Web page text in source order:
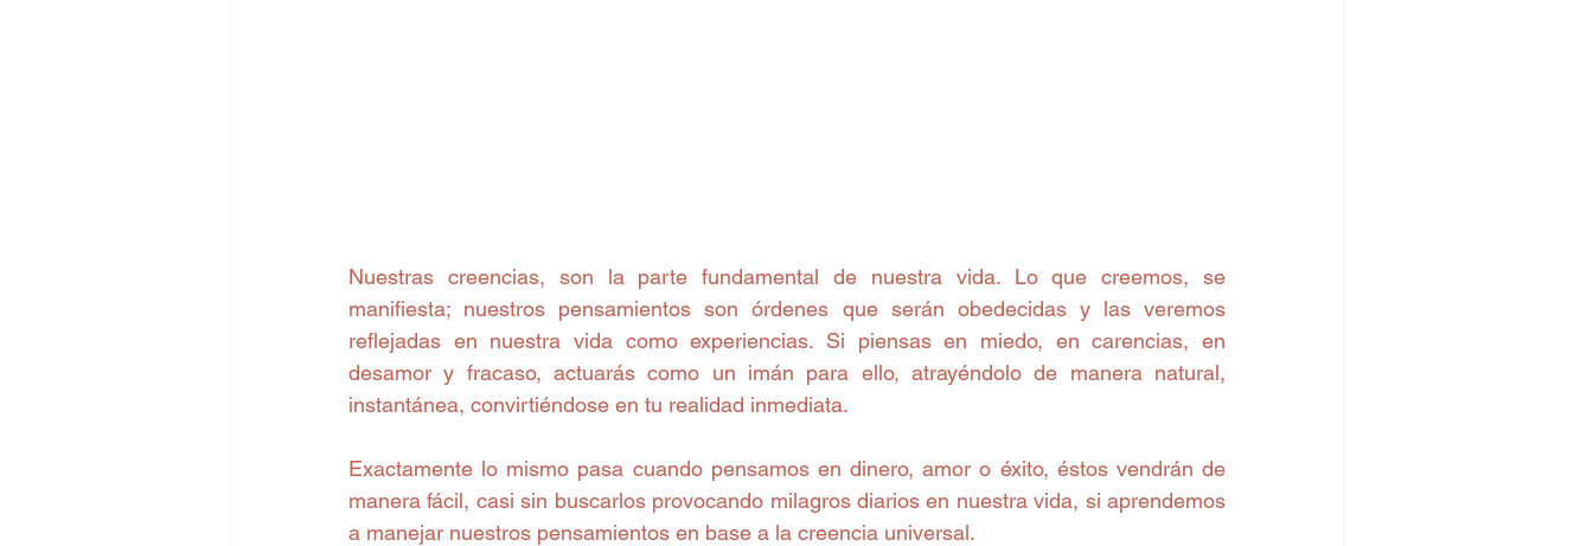
Nuestras creencias, son la parte fundamental de nuestra vida. Lo que creemos, se
manifiesta; nuestros pensamientos son órdenes que serán obedecidas y las veremos
reflejadas en nuestra vida como experiencias. Si piensas en miedo, en carencias, en
desamor y fracaso, actuarás como un imán para ello, atrayéndolo de manera natural,
instantánea, convirtiéndose en tu realidad inmediata.
Exactamente lo mismo pasa cuando pensamos en dinero, amor o éxito, éstos vendrán de
manera fácil, casi sin buscarlos provocando milagros diarios en nuestra vida, si aprendemos
a manejar nuestros pensamientos en base a la creencia universal.